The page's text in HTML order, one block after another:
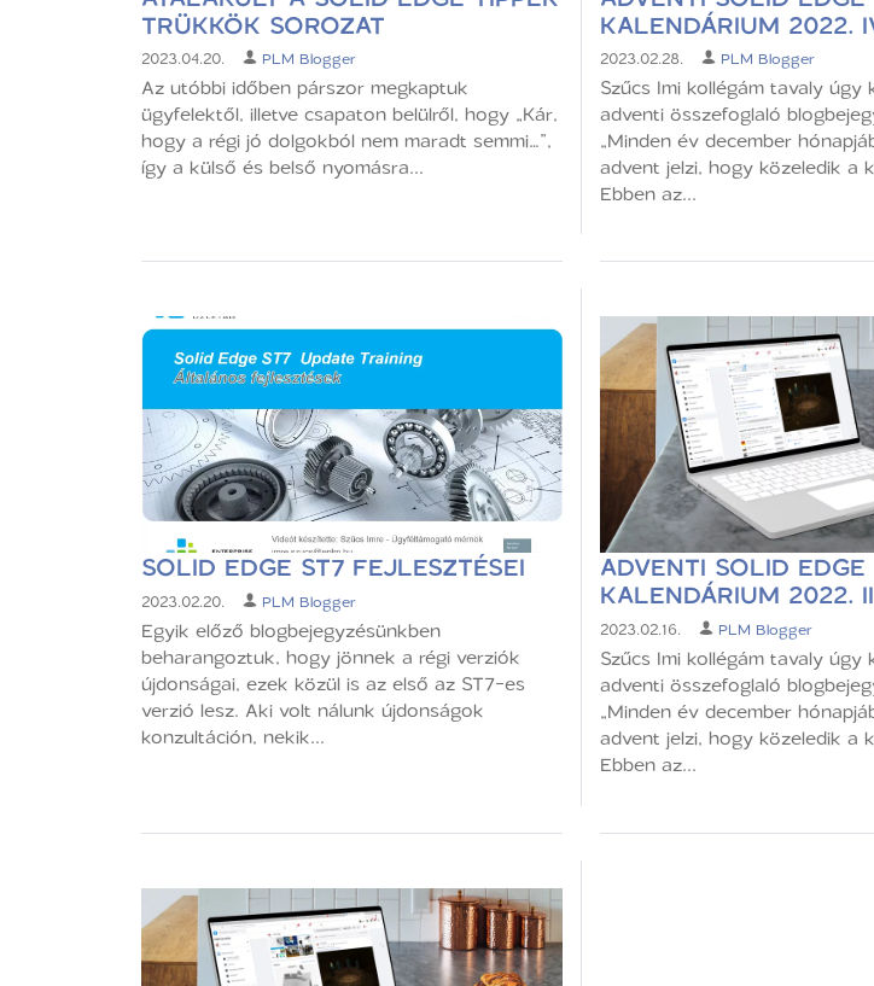
TRÜKKÖK SOROZAT
2023.04.20. PLM Blogger
Az utóbbi időben párszor megkaptuk
ügyfelektől, illetve csapaton belülről, hogy „Kár,
hogy a régi jó dolgokból nem maradt semmi…”,
így a külső és belső nyomásra...
KALENDÁRIUM 2022.
2023.02.28. PLM Blogger
Szűcs Imi kollégám tavaly úgy
adventi összefoglaló
„Minden év december
advent jelzi, hogy közeledik a
Ebben az...
SOLID EDGE ST7 FEJLESZTÉSEI
2023.02.20. PLM Blogger
Egyik előző blogbejegyzésünkben
beharangoztuk, hogy jönnek a régi verziók
újdonságai, ezek közül is az első az ST7-es
verzió lesz. Aki volt nálunk újdonságok
konzultáción, nekik...
ADVENTI SOLID EDGE
KALENDÁRIUM 2022.
2023.02.16. PLM Blogger
Szűcs Imi kollégám tavaly úgy
adventi összefoglaló
„Minden év december
advent jelzi, hogy közeledik a
Ebben az...